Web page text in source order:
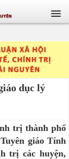
dục lý
trị thành phố
giáo Tỉnh
trị các huyện,